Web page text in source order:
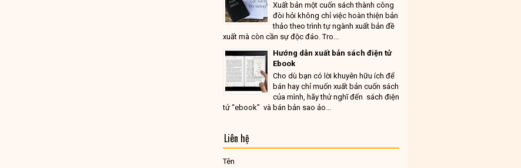
Xuất bản một cuốn sách thành công
đòi hỏi không chỉ việc hoàn thiện bản
thảo theo trình tự ngành xuất bản đề
xuất mà còn cần sự độc đáo. Tro...
Hướng dẫn xuất bản sách điện tử
Ebook
Cho dù bạn có lời khuyên hữu ích để
bán hay chỉ muốn xuất bản cuốn sách
của mình, hãy thử nghĩ đến sách điện
tử “ebook” và bán bản sao ảo...
Liên hệ
Tên